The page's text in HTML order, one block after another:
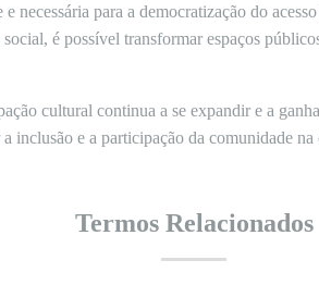
necessária para a democratização do
é possível transformar espaços
cultural continua a se expandir e a
inclusão e a participação da comunidade
Termos Relacionados